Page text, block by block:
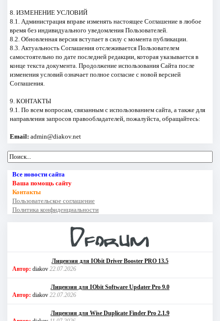
8. ИЗМЕНЕНИЕ УСЛОВИЙ
8.1. Администрация вправе изменять настоящее Соглашение в любое
время без индивидуального уведомления Пользователей.
8.2. Обновленная версия вступает в силу с момента публикации.
8.3. Актуальность Соглашения отслеживается Пользователем
самостоятельно по дате последней редакции, которая указывается в
конце текста документа. Продолжение использования Сайта после
изменения условий означает полное согласие с новой версией
Соглашения.
9. КОНТАКТЫ
9.1. По всем вопросам, связанным с использованием сайта, а также для
направления запросов правообладателей, пожалуйста, обращайтесь:
Email: admin@diakov.net
Все новости сайта
Ваша помощь сайту
Контакты
Пользовательское соглашение
Политика конфиденциальности
Лицензия для IObit Driver Booster PRO 13.5
Автор: diakov 22.07.2026
Лицензия для IObit Software Updater Pro 9.0
Автор: diakov 22.07.2026
Лицензия для Wise Duplicate Finder Pro 2.1.9